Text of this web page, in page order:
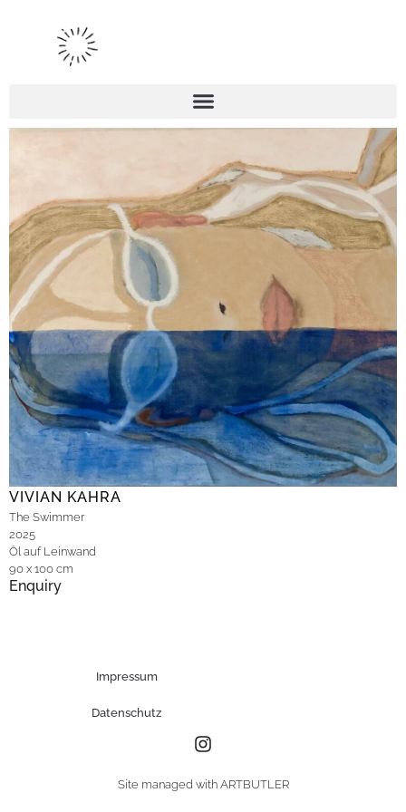
VIVIAN KAHRA
The Swimmer
2025
Öl auf Leinwand
90 x 100 cm
Enquiry
Impressum
Datenschutz
Site managed with ARTBUTLER